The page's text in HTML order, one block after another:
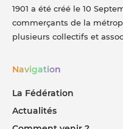
1901 a été créé le 10
commerçants de la
plusieurs collectifs et
Navigation
La Fédération
Actualités